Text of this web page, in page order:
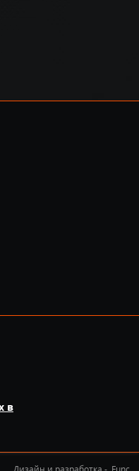
в